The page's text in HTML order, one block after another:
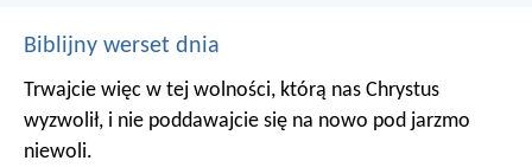
Biblijny werset dnia
Trwajcie więc w tej wolności, którą nas Chrystus
wyzwolił, i nie poddawajcie się na nowo pod jarzmo
niewoli.